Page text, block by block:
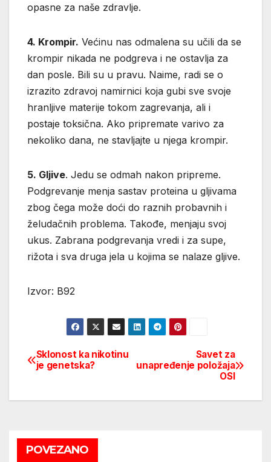
opasne za naše zdravlje.
4. Krompir. Većinu nas odmalena su učili da se
krompir nikada ne podgreva i ne ostavlja za
dan posle. Bili su u pravu. Naime, radi se o
izrazito zdravoj namirnici koja gubi sve svoje
hranljive materije tokom zagrevanja, ali i
postaje toksična. Ako pripremate varivo za
nekoliko dana, ne stavljajte u njega krompir.
5. Gljive. Jedu se odmah nakon pripreme.
Podgrevanje menja sastav proteina u gljivama
zbog čega može doći do raznih probavnih i
želudačnih problema. Takođe, menjaju svoj
ukus. Zabrana podgrevanja vredi i za supe,
rižota i sva druga jela u kojima se nalaze gljive.
Izvor: B92
Post
Savet za
unapređenje položaja
OSI
Sklonost ka nikotinu
je genetska?
POVEZANO